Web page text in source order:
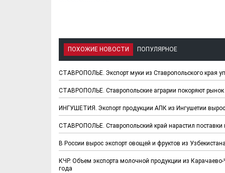
ПОХОЖИЕ НОВОСТИ ПОПУЛЯРНОЕ
СТАВРОПОЛЬЕ. Экспорт муки из Ставропольского края
СТАВРОПОЛЬЕ. Ставропольские аграрии покоряют рынок
ИНГУШЕТИЯ. Экспорт продукции АПК из Ингушетии
СТАВРОПОЛЬЕ. Ставропольский край нарастил поставки
В России вырос экспорт овощей и фруктов из Узбекистана
КЧР. Объем экспорта молочной продукции из
года